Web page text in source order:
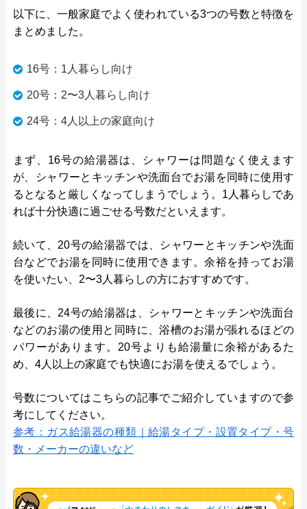
以下に、一般家庭でよく使われている3つの号数と特徴を
まとめました。
16号：1人暮らし向け
20号：2〜3人暮らし向け
24号：4人以上の家庭向け
まず、16号の給湯器は、シャワーは問題なく使えます
が、シャワーとキッチンや洗面台でお湯を同時に使用す
るとなると厳しくなってしまうでしょう。1人暮らしであ
れば十分快適に過ごせる号数だといえます。
続いて、20号の給湯器では、シャワーとキッチンや洗面
台などでお湯を同時に使用できます。余裕を持ってお湯
を使いたい、2〜3人暮らしの方におすすめです。
最後に、24号の給湯器は、シャワーとキッチンや洗面台
などのお湯の使用と同時に、浴槽のお湯が張れるほどの
パワーがあります。20号よりも給湯量に余裕があるた
め、4人以上の家庭でも快適にお湯を使えるでしょう。
号数についてはこちらの記事でご紹介していますので参
考にしてください。
参考：ガス給湯器の種類｜給湯タイプ・設置タイプ・号
数・メーカーの違いなど